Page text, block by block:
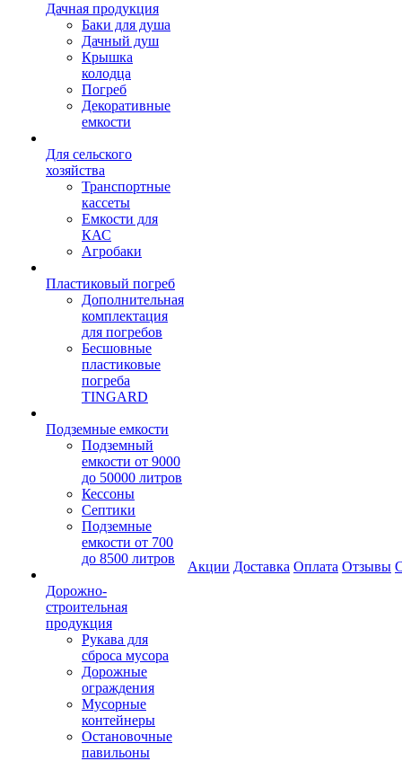
Дачная продукция
Баки для душа
Дачный душ
Крышка
колодца
Погреб
Декоративные
емкости
Для сельского
хозяйства
Транспортные
кассеты
Емкости для
КАС
Агробаки
Пластиковый погреб
Дополнительная
комплектация
для погребов
Бесшовные
пластиковые
погреба
TINGARD
Подземные емкости
Подземный
емкости от 9000
до 50000 литров
Кессоны
Септики
Подземные
емкости от 700
до 8500 литров
Дорожно-
строительная
продукция
Рукава для
сброса мусора
Дорожные
ограждения
Мусорные
контейнеры
Остановочные
павильоны
Акции Доставка Оплата Отзывы